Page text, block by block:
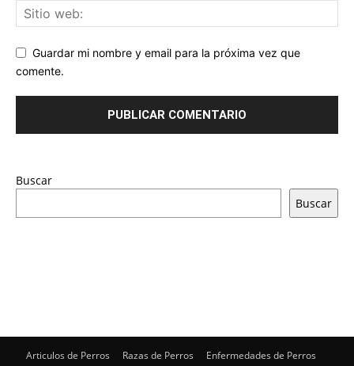
Guardar mi nombre y email para la próxima vez que
comente.
Buscar
Buscar
Articulos de Perros Razas de Perros
Enfermedades de Perros